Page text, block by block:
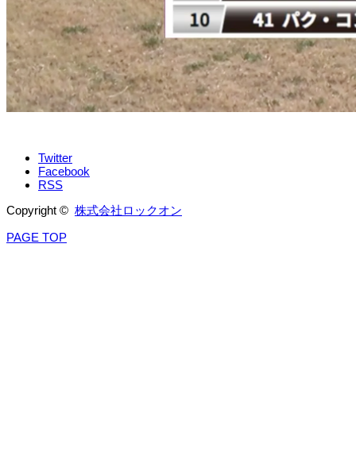
Twitter
Facebook
RSS
Copyright © 株式会社ロックオン
PAGE TOP